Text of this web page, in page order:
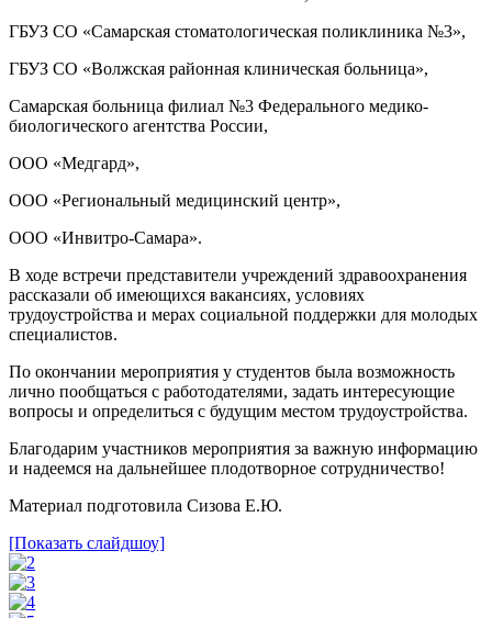
ГБУЗ СО «Самарская стоматологическая поликлиника №3»,
ГБУЗ СО «Волжская районная клиническая больница»,
Самарская больница филиал №3 Федерального медико-
биологического агентства России,
ООО «Медгард»,
ООО «Региональный медицинский центр»,
ООО «Инвитро-Самара».
В ходе встречи представители учреждений здравоохранения
рассказали об имеющихся вакансиях, условиях
трудоустройства и мерах социальной поддержки для молодых
специалистов.
По окончании мероприятия у студентов была возможность
лично пообщаться с работодателями, задать интересующие
вопросы и определиться с будущим местом трудоустройства.
Благодарим участников мероприятия за важную информацию
и надеемся на дальнейшее плодотворное сотрудничество!
Материал подготовила Сизова Е.Ю.
[Показать слайдшоу]